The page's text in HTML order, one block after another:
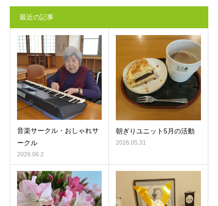
最近の記事
音楽サークル・おしゃれサ
ークル
2026.06.2
朝ぎりユニット5月の活動
2026.05.31